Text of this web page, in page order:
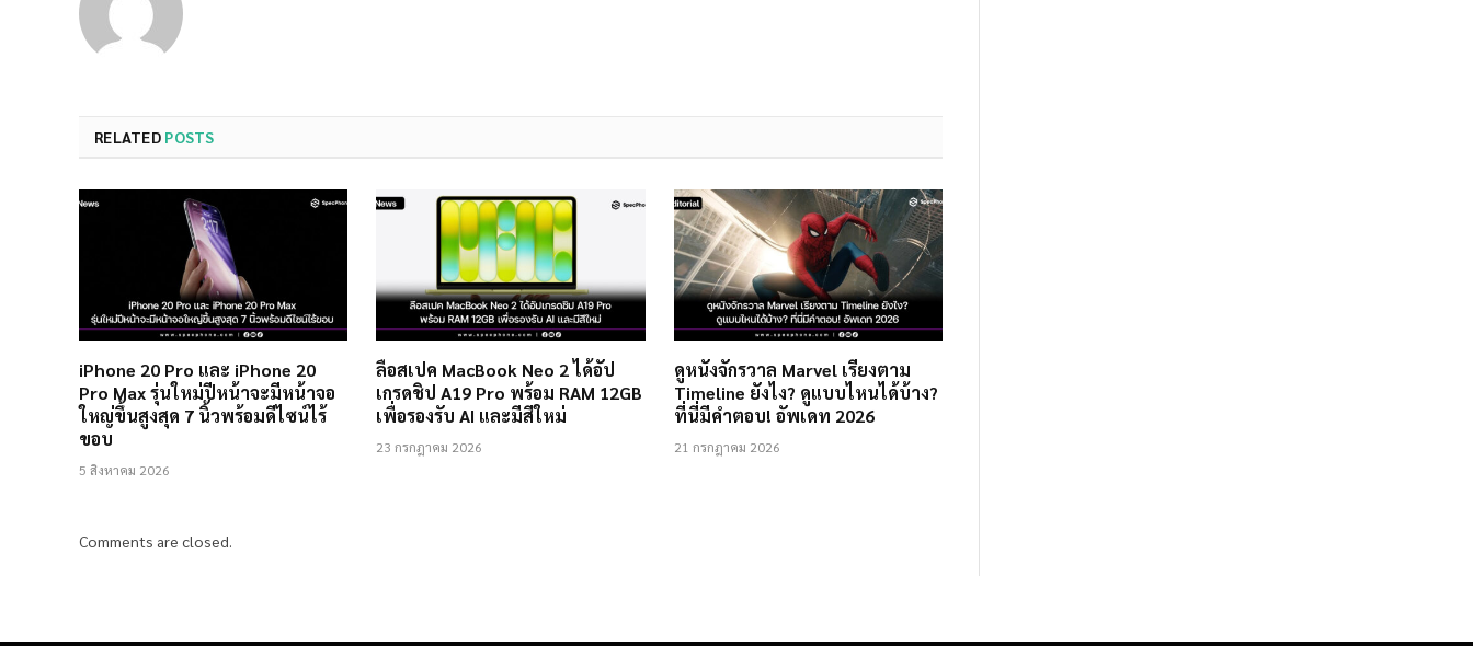
RELATED POSTS
iPhone 20 Pro และ iPhone 20
Pro Max รุ่นใหม่ปีหน้าจะมีหน้าจอ
ใหญ่ขึ้นสูงสุด 7 นิ้วพร้อมดีไซน์ไร้
ขอบ
5 สิงหาคม 2026
ลือสเปค MacBook Neo 2 ได้อัป
เกรดชิป A19 Pro พร้อม RAM 12GB
เพื่อรองรับ AI และมีสีใหม่
23 กรกฎาคม 2026
ดูหนังจักรวาล Marvel เรียงตาม
Timeline ยังไง? ดูแบบไหนได้บ้าง?
ที่นี่มีคำตอบ! อัพเดท 2026
21 กรกฎาคม 2026
Comments are closed.